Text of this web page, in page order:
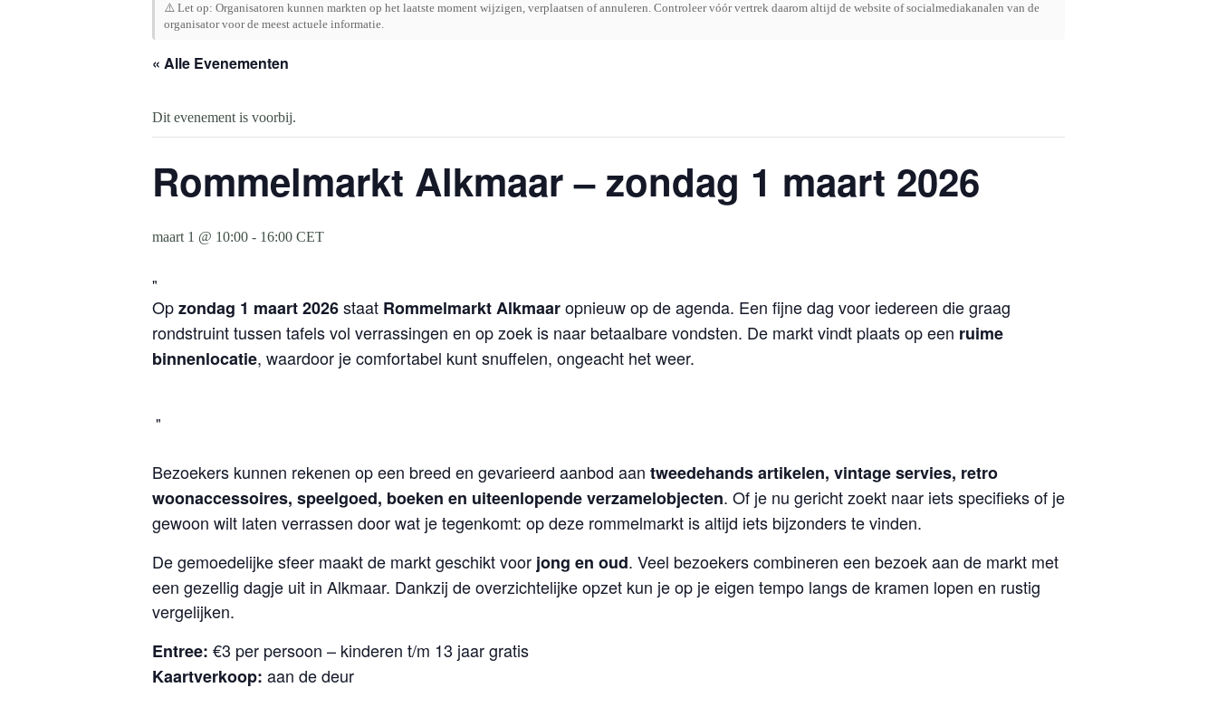
⚠️ Let op: Organisatoren kunnen markten op het laatste moment wijzigen, verplaatsen of annuleren. Controleer vóór vertrek daarom altijd de website of socialmediakanalen van de
organisator voor de meest actuele informatie.
« Alle Evenementen
Dit evenement is voorbij.
Rommelmarkt Alkmaar – zondag 1 maart 2026
maart 1 @ 10:00 - 16:00 CET
Opzondag 1 maart 2026staat Rommelmarkt Alkmaaropnieuw op de agenda. Een fijne dag voor iedereen die graag
rondstruint tussen tafels vol verrassingen en op zoek is naar betaalbare vondsten. De markt vindt plaats op een ruime
binnenlocatie, waardoor je comfortabel kunt snuffelen, ongeacht het weer.
Bezoekers kunnen rekenen op een breed en gevarieerd aanbod aan tweedehands artikelen, vintage servies, retro
woonaccessoires, speelgoed, boeken en uiteenlopende verzamelobjecten. Of je nu gericht zoekt naar iets specifieks of je
gewoon wilt laten verrassen door wat je tegenkomt: op deze rommelmarkt is altijd iets bijzonders te vinden.
De gemoedelijke sfeer maakt de markt geschikt voor jong en oud. Veel bezoekers combineren een bezoek aan de markt met
een gezellig dagje uit in Alkmaar. Dankzij de overzichtelijke opzet kun je op je eigen tempo langs de kramen lopen en rustig
vergelijken.
Entree: €3 per persoon – kinderen t/m 13 jaar gratis
Kaartverkoop: aan de deur